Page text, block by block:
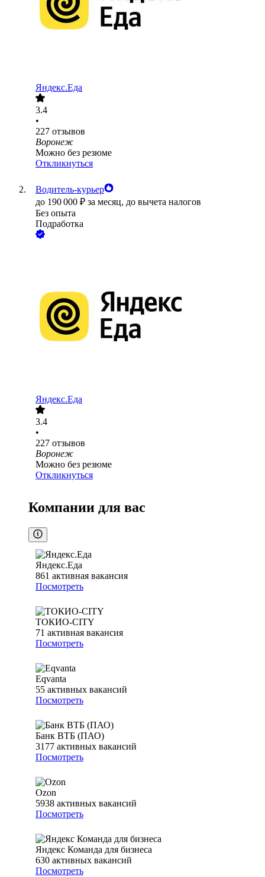
Яндекс.Еда
3.4
•
227 отзывов
Воронеж
Можно без резюме
Откликнуться
Водитель-курьер
до 190 000 ₽ за месяц, до вычета налогов
Без опыта
Подработка
Яндекс.Еда
3.4
•
227 отзывов
Воронеж
Можно без резюме
Откликнуться
Компании для вас
Яндекс.Еда
861 активная вакансия
Посмотреть
ТОКИО-CITY
71 активная вакансия
Посмотреть
Eqvanta
55 активных вакансий
Посмотреть
Банк ВТБ (ПАО)
3177 активных вакансий
Посмотреть
Ozon
5938 активных вакансий
Посмотреть
Яндекс Команда для бизнеса
630 активных вакансий
Посмотреть